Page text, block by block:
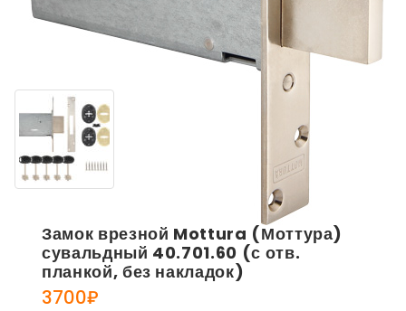
Замок врезной Mottura (Моттура)
сувальдный 40.701.60 (с отв.
планкой, без накладок)
3700₽